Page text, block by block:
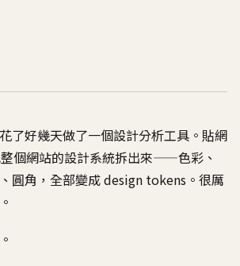
了好幾天做了一個設計分析工具。貼網
個網站的設計系統拆出來——色彩、
圓角，全部變成 design tokens。很厲